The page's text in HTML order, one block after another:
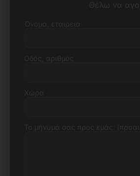
Το μήνυμά σας προς εμάς: